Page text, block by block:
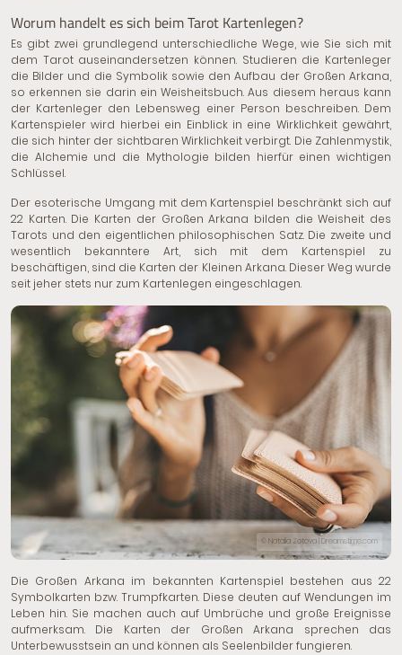
Worum handelt es sich beim Tarot Kartenlegen?
Es gibt zwei grundlegend unterschiedliche Wege, wie Sie sich mit
dem Tarot auseinandersetzen können. Studieren die Kartenleger
die Bilder und die Symbolik sowie den Aufbau der Großen Arkana,
so erkennen sie darin ein Weisheitsbuch. Aus diesem heraus kann
der Kartenleger den Lebensweg einer Person beschreiben. Dem
Kartenspieler wird hierbei ein Einblick in eine Wirklichkeit gewährt,
die sich hinter der sichtbaren Wirklichkeit verbirgt. Die Zahlenmystik,
die Alchemie und die Mythologie bilden hierfür einen wichtigen
Schlüssel.
Der esoterische Umgang mit dem Kartenspiel beschränkt sich auf
22 Karten. Die Karten der Großen Arkana bilden die Weisheit des
Tarots und den eigentlichen philosophischen Satz. Die zweite und
wesentlich bekanntere Art, sich mit dem Kartenspiel zu
beschäftigen, sind die Karten der Kleinen Arkana. Dieser Weg wurde
seit jeher stets nur zum Kartenlegen eingeschlagen.
© Natalia Zotova | Dreamstime.com
Die Großen Arkana im bekannten Kartenspiel bestehen aus 22
Symbolkarten bzw. Trumpfkarten. Diese deuten auf Wendungen im
Leben hin. Sie machen auch auf Umbrüche und große Ereignisse
aufmerksam. Die Karten der Großen Arkana sprechen das
Unterbewusstsein an und können als Seelenbilder fungieren.